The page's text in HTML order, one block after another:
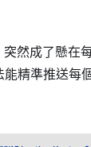
然成了懸在
能精準推送每